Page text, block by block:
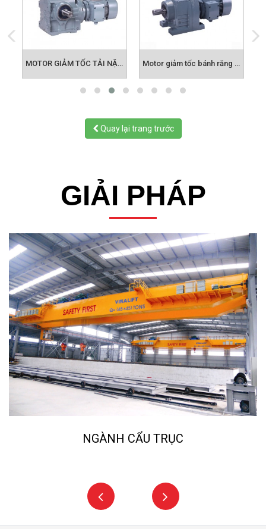
Quay lại trang trước
GIẢI PHÁP
NGÀNH CẨU TRỤC